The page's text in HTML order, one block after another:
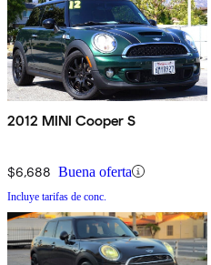
2012 MINI Cooper S
$6,688 Buena oferta
Incluye tarifas de conc.